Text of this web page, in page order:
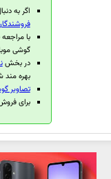
اگر به
با
گوشی
در بخش
بهره مند
تصاویر
برای فروش